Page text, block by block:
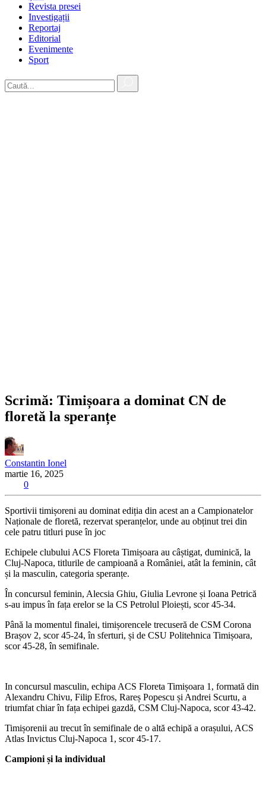
Revista presei
Investigații
Reportaj
Editorial
Evenimente
Sport
Scrimă: Timișoara a dominat CN de
floretă la speranțe
Constantin Ionel
martie 16, 2025
0
Sportivii timișoreni au dominat ediția din acest an a Campionatelor
Naționale de floretă, rezervat speranțelor, unde au obținut trei din
cele patru titluri puse în joc
Echipele clubului ACS Floreta Timișoara au câștigat, duminică, la
Cluj-Napoca, titlurile de campioană a României, atât la feminin, cât
și la masculin, categoria speranțe.
În concursul feminin, Alecsia Ghiu, Giulia Levrone și Ioana Petrică
s-au impus în fața erelor se la CS Petrolul Ploiești, scor 45-34.
Până la momentul finalei, timișorencele trecuseră de CSM Corona
Brașov 2, scor 45-24, în sferturi, și de CSU Politehnica Timișoara,
scor 45-28, în semifinale.
In concursul masculin, echipa ACS Floreta Timișoara 1, formată din
Alexandru Chivu, Filip Efros, Rareș Popescu și Andrei Scurtu, a
triumfat chiar în fața echipei gazdă, CSM Cluj-Napoca, scor 43-42.
Timișorenii au trecut în semifinale de o altă echipă a orașului, ACS
Atlas Invictus Cluj-Napoca 1, scor 45-17.
Campioni și la individual